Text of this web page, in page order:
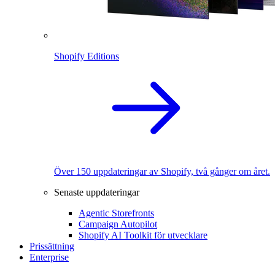
Shopify Editions
Över 150 uppdateringar av Shopify, två gånger om året.
Senaste uppdateringar
Agentic Storefronts
Campaign Autopilot
Shopify AI Toolkit för utvecklare
Prissättning
Enterprise